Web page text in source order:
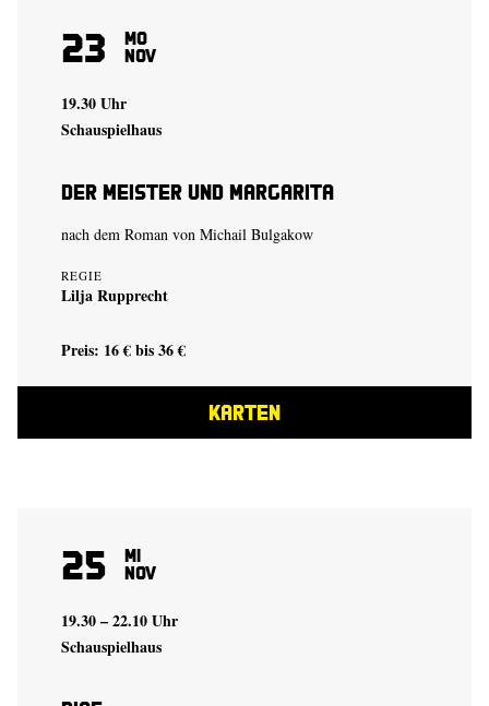
23 Mo
Nov
19.30 Uhr
Schauspielhaus
Der Meister und Margarita
nach dem Roman von Michail Bulgakow
REGIE
Lilja Rupprecht
Preis: 16 € bis 36 €
KARTEN
25 Mi
Nov
19.30 – 22.10 Uhr
Schauspielhaus